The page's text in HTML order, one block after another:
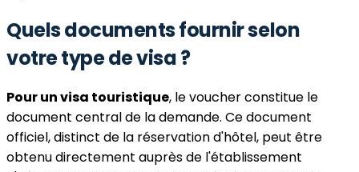
Quels documents fournir selon
votre type de visa ?
Pour un visa touristique, le voucher constitue le
document central de la demande. Ce document
officiel, distinct de la réservation d'hôtel, peut être
obtenu directement auprès de l'établissement